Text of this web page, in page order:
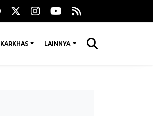
KARKHAS LAINNYA